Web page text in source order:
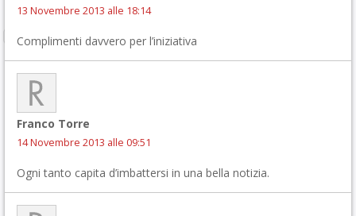
13 Novembre 2013 alle 18:14
Complimenti davvero per l’iniziativa
Franco Torre
14 Novembre 2013 alle 09:51
Ogni tanto capita d’imbattersi in una bella notizia.